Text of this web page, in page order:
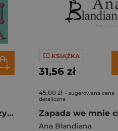
Stosunek nietowarzyski
KSIĄŻKA
31,56 zł
45,00 zł - sugerowana cena
detaliczna
Zapada we mnie
Ana Blandiana